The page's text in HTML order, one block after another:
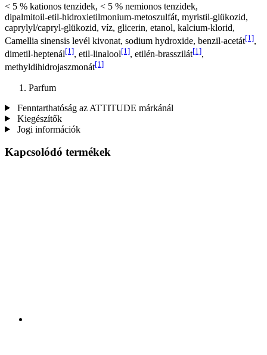
< 5 % kationos tenzidek, < 5 % nemionos tenzidek,
dipalmitoil‑etil‑hidroxi­etilmonium‑metoszulfát, myristil‑glükozid,
caprylyl/capryl‑glükozid, víz, glicerin, etanol, kalcium‑klorid,
Camellia sinensis levél­ kivonat, sodium hydroxide, benzil‑acetát[1],
dimetil‑heptenál[1], etil‑linalool[1], etilén‑brasszilát[1],
methyldihidrojaszmonát[1]
Parfum
Fenntarthatóság az ATTITUDE márkánál
Kiegészítők
Jogi információk
Kapcsolódó termékek